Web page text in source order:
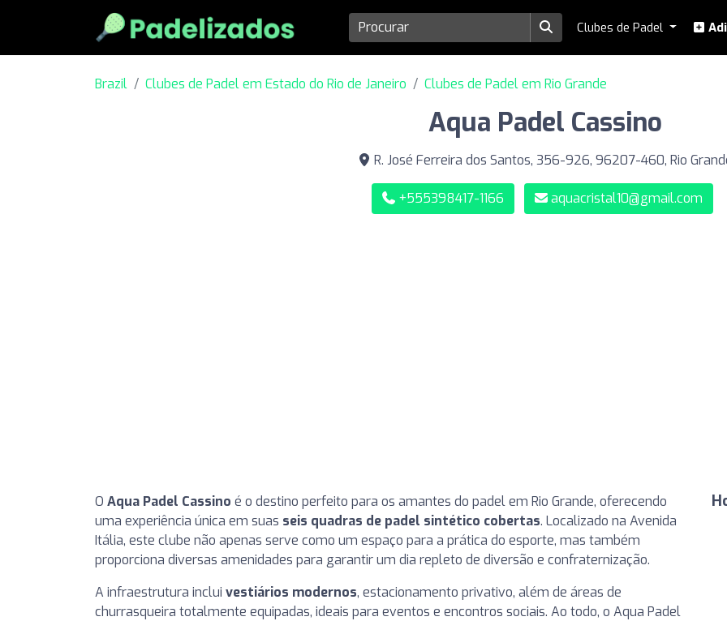
Clubes de Padel
Brazil Clubes de Padel em Estado do Rio de Janeiro Clubes de Padel em Rio Grande
Aqua Padel Cassino
R. José Ferreira dos Santos, 356-926, 96207-460, Rio
+555398417-1166 aquacristal10@gmail.com
O Aqua Padel Cassino é o destino perfeito para os amantes do padel em Rio Grande, oferecendo
uma experiência única em suas seis quadras de padel sintético cobertas. Localizado na Avenida
Itália, este clube não apenas serve como um espaço para a prática do esporte, mas também
proporciona diversas amenidades para garantir um dia repleto de diversão e confraternização.
A infraestrutura inclui vestiários modernos, estacionamento privativo, além de áreas de
churrasqueira totalmente equipadas, ideais para eventos e encontros sociais. Ao todo, o Aqua Padel